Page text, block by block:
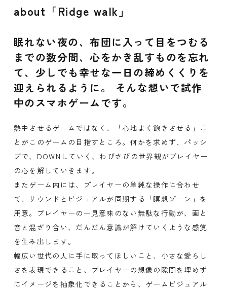
about「Ridge walk」
眠れない夜の、布団に入って目をつむる
までの数分間、心をかき乱すものを忘れ
て、少しでも幸せな一日の締めくくりを
迎えられるように。 そんな想いで試作
中のスマホゲームです。
熱中させるゲームではなく、「心地よく飽きさせる」こ
とがこのゲームの目指すところ。何かを求めず、パッシ
ブで、DOWNしていく、わびさびの世界観がプレイヤー
の心を解していきます。
またゲーム内には、プレイヤーの単純な操作に合わせ
て、サウンドとビジュアルが同期する「瞑想ゾーン」を
用意。プレイヤーの一見意味のない無駄な行動が、画と
音と混ざり合い、だんだん意識が解けていくような感覚
を生み出します。
幅広い世代の人に手に取ってほしいこと、小さな愛らし
さを表現できること、プレイヤーの想像の隙間を埋めず
にイメージを抽象化できることから、ゲームビジュアル